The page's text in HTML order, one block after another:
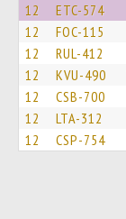
12 ETC-574
12 FOC-115
12 RUL-412
12 KVU-490
12 CSB-700
12 LTA-312
12 CSP-754